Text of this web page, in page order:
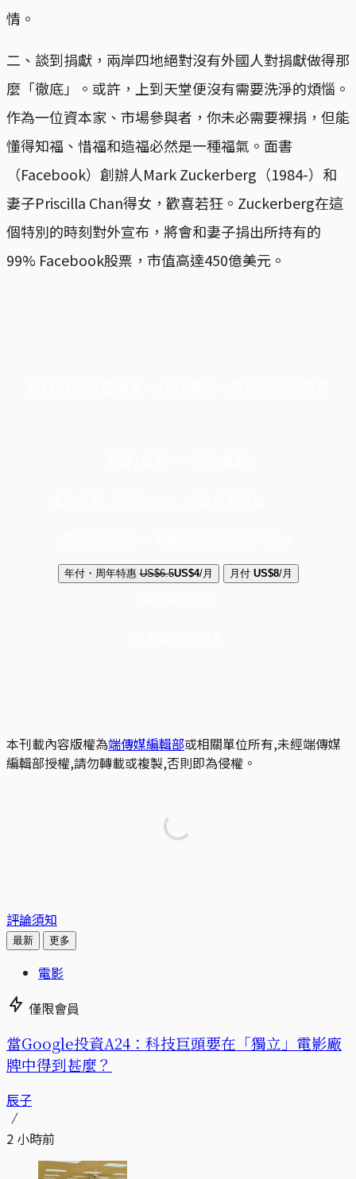
情。
二、談到捐獻，兩岸四地絕對沒有外國人對捐獻做得那
麼「徹底」。或許，上到天堂便沒有需要洗淨的煩惱。
作為一位資本家、市場參與者，你未必需要裸捐，但能
懂得知福、惜福和造福必然是一種福氣。面書
（Facebook）創辦人Mark Zuckerberg（1984-）和
妻子Priscilla Chan得女，歡喜若狂。Zuckerberg在這
個特別的時刻對外宣布，將會和妻子捐出所持有的
99% Facebook股票，市值高達450億美元。
年付・周年特惠 US$6.5US$4/月 月付 US$8/月
本刊載內容版權為端傳媒編輯部或相關單位所有,未經端傳媒
編輯部授權,請勿轉載或複製,否則即為侵權。
評論須知
最新 更多
電影
僅限會員
當Google投資A24：科技巨頭要在「獨立」電影廠
牌中得到甚麼？
辰子
2 小時前